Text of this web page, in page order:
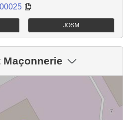
JOSM
Maçonnerie